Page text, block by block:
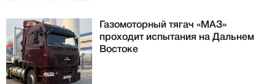
Газомоторный тягач «МАЗ»
проходит испытания на Дальнем
Востоке